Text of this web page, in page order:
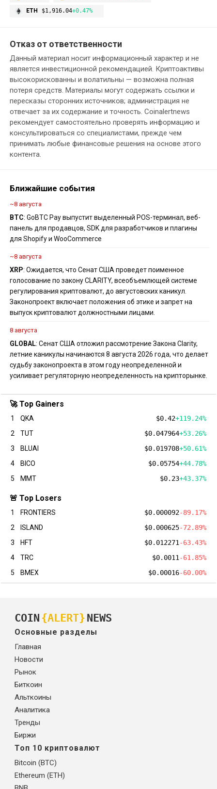
ETH $1,916.04+0.47%
Отказ от ответственности
Данный материал носит информационный характер и не
является инвестиционной рекомендацией. Криптоактивы
высокорискованны и волатильны — возможна полная
потеря средств. Материалы могут содержать ссылки и
пересказы сторонних источников; администрация не
отвечает за их содержание и точность. Coinalertnews
рекомендует самостоятельно проверять информацию и
консультироваться со специалистами, прежде чем
принимать любые финансовые решения на основе этого
контента.
Ближайшие события
~8 августа
BTC: GoBTC Pay выпустит выделенный POS-терминал, веб-
панель для продавцов, SDK для разработчиков и плагины
для Shopify и WooCommerce
~8 августа
XRP: Ожидается, что Сенат США проведет поименное
голосование по закону CLARITY, всеобъемлющей системе
регулирования криптовалют, до августовских каникул.
Законопроект включает положения об этике и запрет на
выпуск криптовалют должностными лицами.
8 августа
GLOBAL: Сенат США отложил рассмотрение Закона Clarity,
летние каникулы начинаются 8 августа 2026 года, что делает
судьбу законопроекта в этом году неопределенной и
усиливает регуляторную неопределенность на крипторынке.
🚀 Top Gainers
1 QKA $0.42+119.24%
2
TUT $0.047964+53.26%
3
BLUAI $0.019708+50.61%
4
BICO $0.05754+44.78%
5
MMT $0.23+43.37%
🚨 Top Losers
1 FRONTIERS $0.000092-89.17%
2
ISLAND $0.000625-72.89%
3
HFT $0.012271 -63.43%
4
TRC $0.0011 -61.85%
5
BMEX $0.00016-60.00%
COIN {ALERT} NEWS
Основные разделы
Главная
Новости
Рынок
Биткоин
Альткоины
Аналитика
Тренды
Биржи
Топ 10 криптовалют
Bitcoin (BTC)
Ethereum (ETH)